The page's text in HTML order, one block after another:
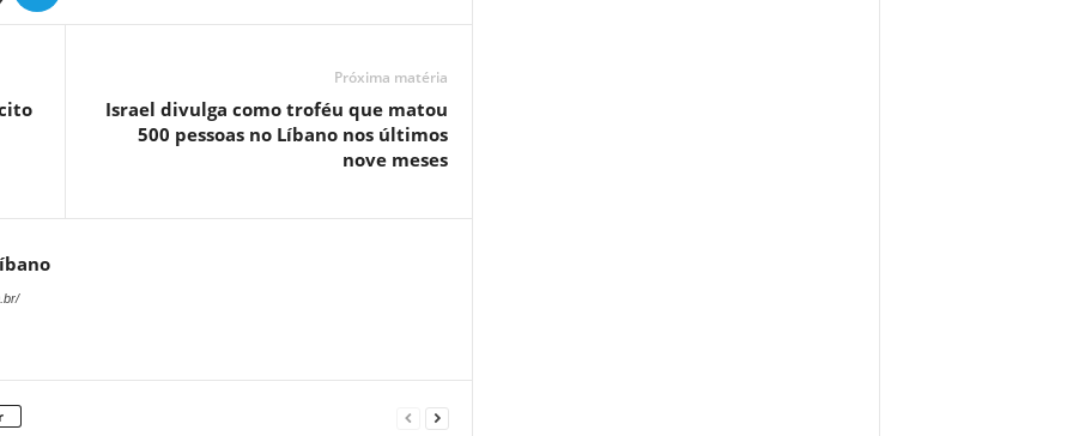
Próxima matéria
Israel divulga como troféu que matou
500 pessoas no Líbano nos últimos
nove meses